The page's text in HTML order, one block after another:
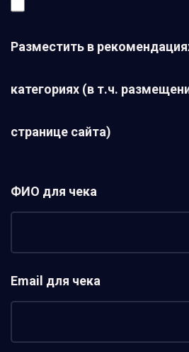
Разместить в
категориях (в т.ч.
странице сайта)
ФИО для чека
Email для чека